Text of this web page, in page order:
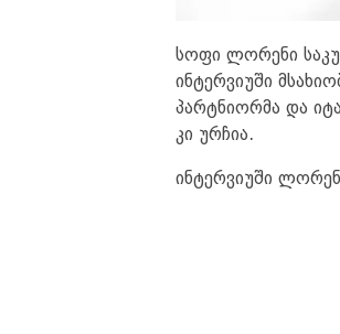
სოფი ლორენი
ინტერვიუში
პარტნიორმა და
კი ურჩია.
ინტერვიუში